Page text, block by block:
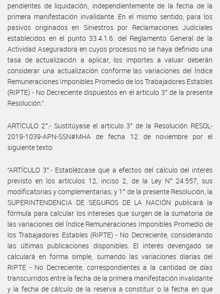
pendientes de liquidación, independientemente de la fecha de la
primera manifestación invalidante. En el mismo sentido, para los
pasivos originados en Siniestros por Reclamaciones Judiciales
establecidos en el punto 33.4.1.6. del Reglamento General de la
Actividad Aseguradora en cuyos procesos no se haya definido una
tasa de actualización a aplicar, los importes a valuar deberán
considerar una actualización conforme las variaciones del Índice
Remuneraciones Imponibles Promedio de los Trabajadores Estables
(RIPTE) - No Decreciente dispuestos en el artículo 3° de la presente
Resolución.”.
ARTÍCULO 2°.- Sustitúyase el artículo 3° de la Resolución RESOL-
2019-1039-APN-SSN#MHA de fecha 12 de noviembre por el
siguiente texto:
“ARTÍCULO 3°.- Establézcase que a efectos del cálculo del interés
previsto en los artículos 12, inciso 2, de la Ley N° 24.557, sus
modificatorias y complementarias; y 1° de la presente Resolución, la
SUPERINTENDENCIA DE SEGUROS DE LA NACIÓN publicará la
fórmula para calcular los intereses que surgen de la sumatoria de
las variaciones del Índice Remuneraciones Imponibles Promedio de
los Trabajadores Estables (RIPTE) - No Decreciente, considerando
las últimas publicaciones disponibles. El interés devengado se
calculará en forma simple, sumando las variaciones diarias del
RIPTE - No Decreciente, correspondientes a la cantidad de días
transcurridos entre la fecha de la primera manifestación invalidante
y la fecha de cálculo de la reserva a constituir o la fecha en que